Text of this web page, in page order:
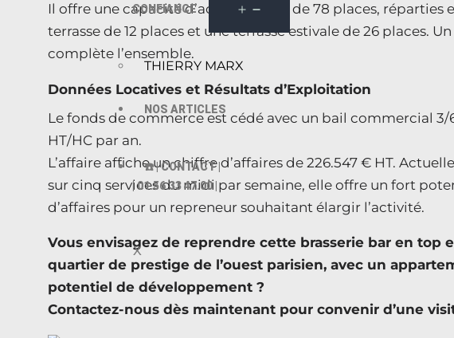
CONFIANCE
THIERRY MARX
NOS ARTICLES
☎️ | CONTACT |
| 01.56.33 47.00 |
X
Il offre une capacité d’accueil totale de 78 places, réparties
terrasse de 12 places et une terrasse estivale de 26 places.
complète l’ensemble.
Données Locatives et Résultats d’Exploitation
Le fonds de commerce est cédé avec un bail commercial 3/
HT/HC par an.
L’affaire affiche un chiffre d’affaires de 226.547 € HT.
sur cinq services du midi par semaine, elle offre un fort
d’affaires pour un repreneur souhaitant élargir l’activité.
Vous envisagez de reprendre cette brasserie bar en top
quartier de prestige de l’ouest parisien, avec un
potentiel de développement ?
Contactez-nous dès maintenant pour convenir d’une